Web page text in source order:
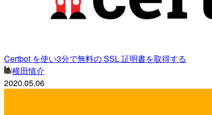
Certbot を使い3分で無料の SSL 証明書を取得する
横田慎介
2020.05.06